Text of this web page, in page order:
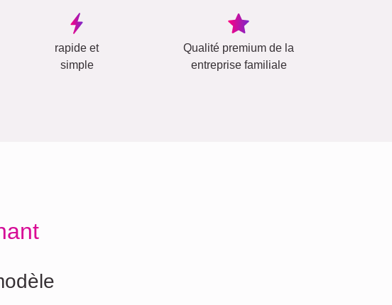
rapide et
simple
Qualité premium de la
entreprise familiale